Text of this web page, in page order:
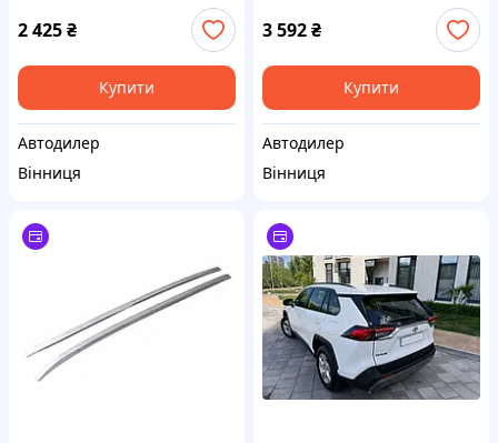
Berlingo/Multispace 2018-
рр
2 425₴
Купити
Автодилер
Вінниця
3 592₴
Купити
Автодилер
Вінниця